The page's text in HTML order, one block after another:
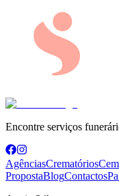
Encontre serviços
AgênciasCrematórios
PropostaBlogContactos